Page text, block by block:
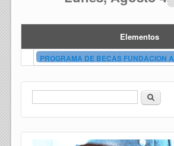
Elementos
PROGRAMA DE BECAS FUNDACION
Formulario de búsqueda
Buscar